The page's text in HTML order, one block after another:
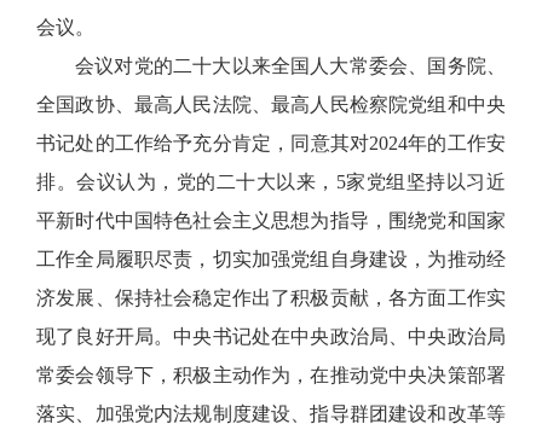
会议。
会议对党的二十大以来全国人大常委会、国务院、
全国政协、最高人民法院、最高人民检察院党组和中央
书记处的工作给予充分肯定，同意其对2024年的工作安
排。会议认为，党的二十大以来，5家党组坚持以习近
平新时代中国特色社会主义思想为指导，围绕党和国家
工作全局履职尽责，切实加强党组自身建设，为推动经
济发展、保持社会稳定作出了积极贡献，各方面工作实
现了良好开局。中央书记处在中央政治局、中央政治局
常委会领导下，积极主动作为，在推动党中央决策部署
落实、加强党内法规制度建设、指导群团建设和改革等